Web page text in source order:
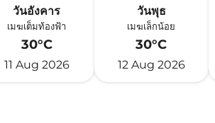
วันอังคาร
เมฆเต็มท้องฟ้า
30°C
11 Aug 2026
วันพุธ
เมฆเล็กน้อย
30°C
12 Aug 2026